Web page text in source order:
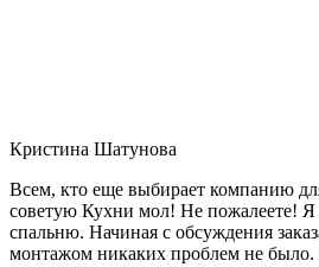
Кристина Шатунова
Всем, кто еще выбирает компанию
советую Кухни мол! Не пожалеете! Я
спальню. Начиная с обсуждения
монтажом никаких проблем не было.